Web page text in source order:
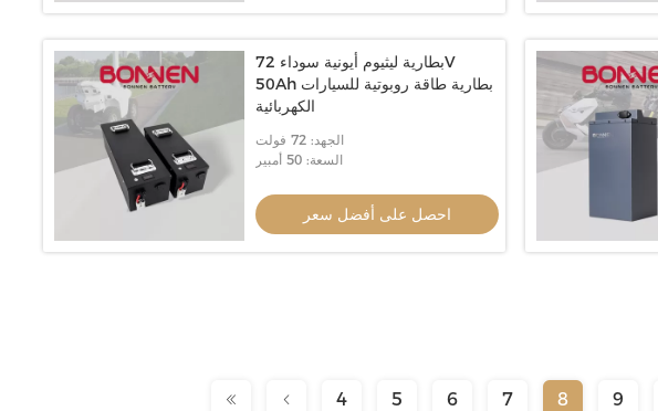
بطارية ليثيوم أيونية سوداء 72V
50Ah بطارية طاقة روبوتية للسيارات
الكهربائية
الجهد: 72 فولت
السعة: 50 أمبير
احصل على أفضل سعر
4 5 6 7 8 9